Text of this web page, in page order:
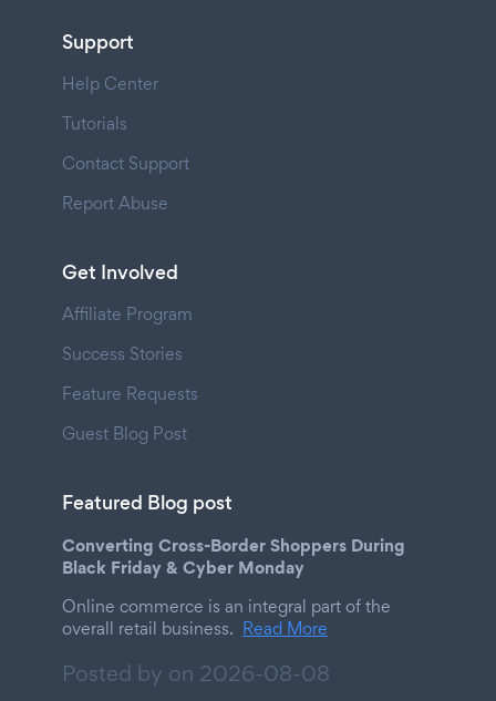
Support
Help Center
Tutorials
Contact Support
Report Abuse
Get Involved
Affiliate Program
Success Stories
Feature Requests
Guest Blog Post
Featured Blog post
Converting Cross-Border Shoppers During
Black Friday & Cyber Monday
Online commerce is an integral part of the
overall retail business. Read More
Posted by on 2026-08-08